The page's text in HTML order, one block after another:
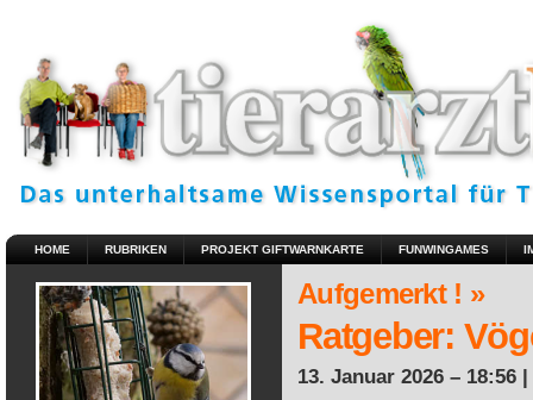
HOME RUBRIKEN PROJEKT GIFTWARNKARTE FUNWINGAMES
Aufgemerkt ! »
Ratgeber:
13. Januar 2026 – 18:56 |